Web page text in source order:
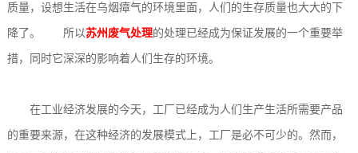
质量，设想生活在乌烟瘴气的环境里面，人们的生存质量也大大的下
降了。 所以苏州废气处理的处理已经成为保证发展的一个重要举
措，同时它深深的影响着人们生存的环境。
在工业经济发展的今天，工厂已经成为人们生产生活所需要产品
的重要来源，在这种经济的发展模式上，工厂是必不可少的。然而，